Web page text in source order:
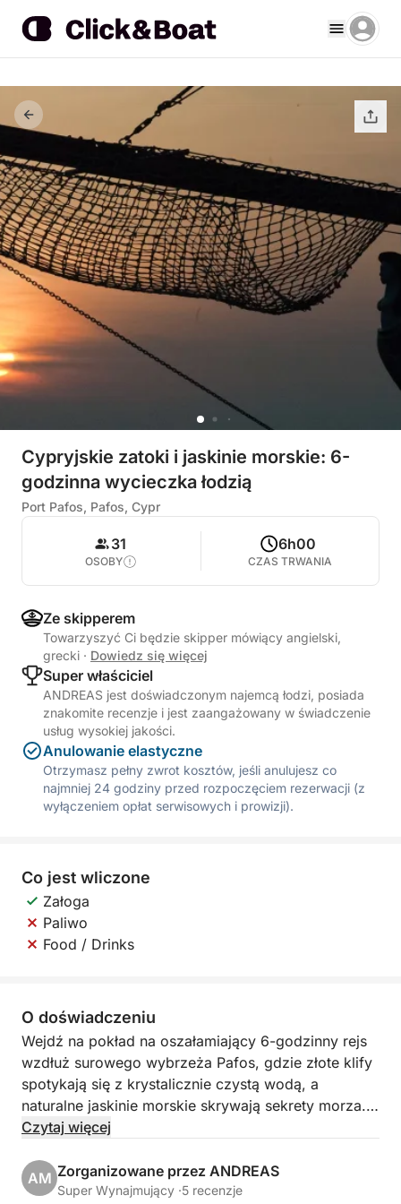
Cypryjskie zatoki i jaskinie morskie: 6-
godzinna wycieczka łodzią
Port Pafos, Pafos, Cypr
31
OSOBY
6h00
CZAS TRWANIA
Ze skipperem
Towarzyszyć Ci będzie skipper mówiący angielski,
grecki · Dowiedz się więcej
Super właściciel
ANDREAS jest doświadczonym najemcą łodzi, posiada
znakomite recenzje i jest zaangażowany w świadczenie
usług wysokiej jakości.
Anulowanie elastyczne
Otrzymasz pełny zwrot kosztów, jeśli anulujesz co
najmniej 24 godziny przed rozpoczęciem rezerwacji (z
wyłączeniem opłat serwisowych i prowizji).
Co jest wliczone
Załoga
Paliwo
Food / Drinks
O doświadczeniu
Wejdź na pokład na oszałamiający 6-godzinny rejs
wzdłuż surowego wybrzeża Pafos, gdzie złote klify
spotykają się z krystalicznie czystą wodą, a
naturalne jaskinie morskie skrywają sekrety morza.
Ta niezapomniana podróż łączy malowniczy relaks
poznać Cypr poza plażą.
Czytaj więcej
AM Zorganizowane przez ANDREAS
Super Wynajmujący ·5 recenzje